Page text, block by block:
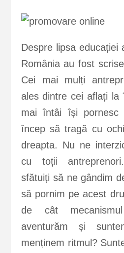
Despre lipsa educației
România au fost
Cei mai mulți
ales dintre cei aflați la
mai întâi își pornesc
încep să tragă cu
dreapta. Nu ne
cu toții
sfătuiți să ne gândim
să pornim pe acest
de cât
aventurăm și
menținem ritmul?